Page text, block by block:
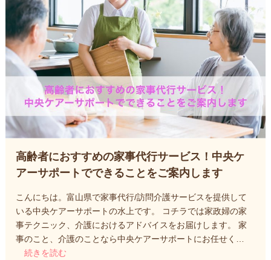
高齢者におすすめの家事代行サービス！中央ケ
アーサポートでできることをご案内します
こんにちは。富山県で家事代行/訪問介護サービスを提供して
いる中央ケアーサポートの水上です。 コチラでは家政婦の家
事テクニック、介護におけるアドバイスをお届けします。 家
事のこと、介護のことなら中央ケアーサポートにお任せく…
続きを読む